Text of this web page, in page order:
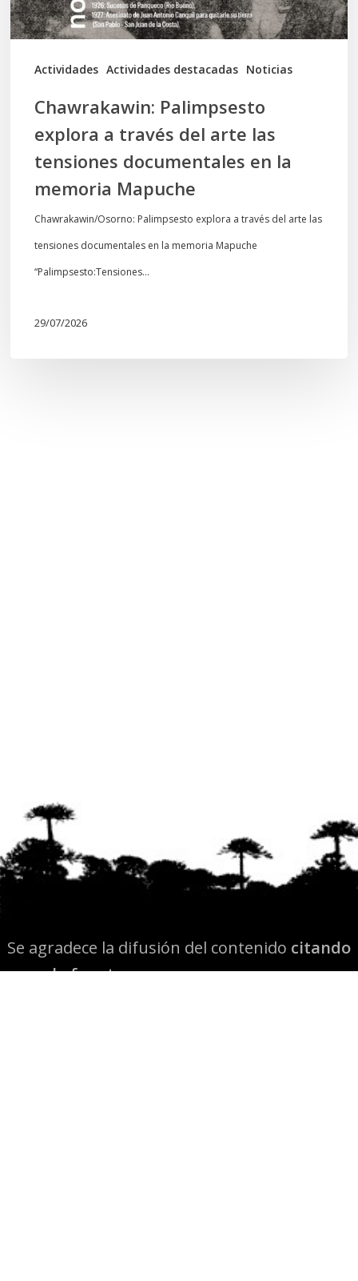
Actividades Actividades destacadas Noticias
las
tensiones
documentales
memoria
Mapuche
Chawrakawin: Palimpsesto
explora a través del arte las
tensiones documentales en la
memoria Mapuche
Chawrakawin/Osorno: Palimpsesto explora a través del arte las
tensiones documentales en la memoria Mapuche
“Palimpsesto:Tensiones…
29/07/2026
Se agradece la difusión del contenido citando
la fuente www.mapuexpress.org